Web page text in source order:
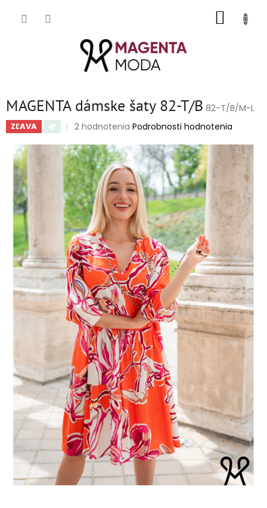
MAGENTA dámske šaty 82-T/B 82-T/B/M-L
ZĽAVA 🌿
Priemerné
produktu
je
5,0
z
5
hviezdičiek.
2 hodnotenia Podrobnosti hodnotenia